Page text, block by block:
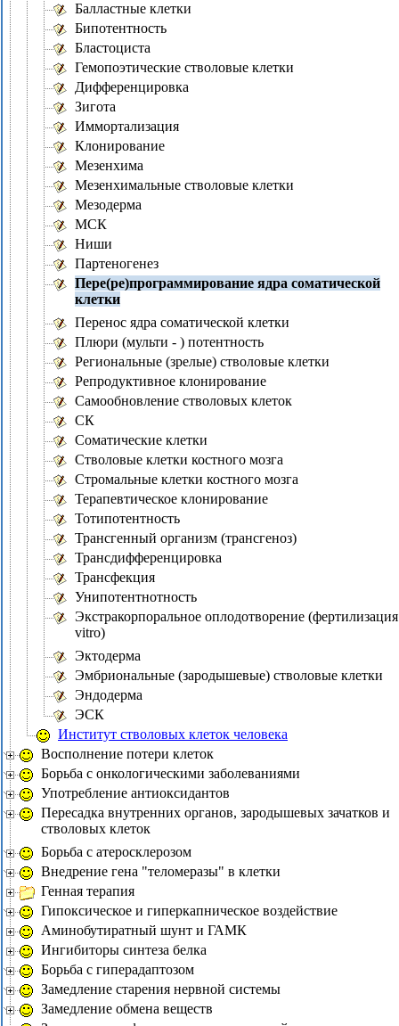
Балластные клетки
Бипотентность
Бластоциста
Гемопоэтические стволовые клетки
Дифференцировка
Зигота
Иммортализация
Клонирование
Мезенхима
Мезенхимальные стволовые клетки
Мезодерма
МСК
Ниши
Партеногенез
Пере(ре)программирование ядра соматической
клетки
Перенос ядра соматической клетки
Плюри (мульти - ) потентность
Региональные (зрелые) стволовые клетки
Репродуктивное клонирование
Самообновление стволовых клеток
СК
Соматические клетки
Стволовые клетки костного мозга
Стромальные клетки костного мозга
Терапевтическое клонирование
Тотипотентность
Трансгенный организм (трансгеноз)
Трансдифференцировка
Трансфекция
Унипотентнотность
Экстракорпоральное оплодотворение
vitro)
Эктодерма
Эмбриональные (зародышевые) стволовые клетки
Эндодерма
ЭСК
Институт стволовых клеток человека
Восполнение потери клеток
Борьба с онкологическими заболеваниями
Употребление антиоксидантов
Пересадка внутренних органов, зародышевых зачатков и
стволовых клеток
Борьба с атеросклерозом
Внедрение гена "теломеразы" в клетки
Генная терапия
Гипоксическое и гиперкапническое воздействие
Аминобутиратный шунт и ГАМК
Ингибиторы синтеза белка
Борьба с гиперадаптозом
Замедление старения нервной системы
Замедление обмена веществ